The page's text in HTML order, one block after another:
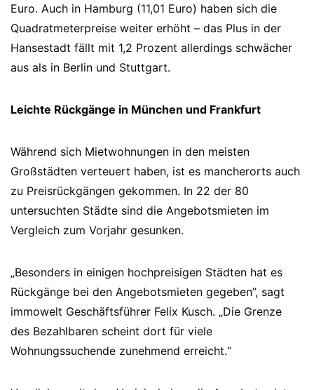
Euro. Auch in Hamburg (11,01 Euro) haben sich die
Quadratmeterpreise weiter erhöht – das Plus in der
Hansestadt fällt mit 1,2 Prozent allerdings schwächer
aus als in Berlin und Stuttgart.
Leichte Rückgänge in München und Frankfurt
Während sich Mietwohnungen in den meisten
Großstädten verteuert haben, ist es mancherorts auch
zu Preisrückgängen gekommen. In 22 der 80
untersuchten Städte sind die Angebotsmieten im
Vergleich zum Vorjahr gesunken.
„Besonders in einigen hochpreisigen Städten hat es
Rückgänge bei den Angebotsmieten gegeben”, sagt
immowelt Geschäftsführer Felix Kusch. „Die Grenze
des Bezahlbaren scheint dort für viele
Wohnungssuchende zunehmend erreicht.“